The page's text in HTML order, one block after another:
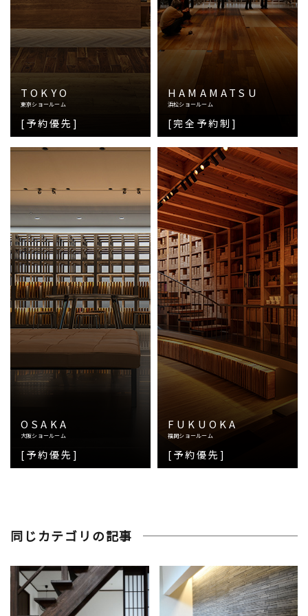
TOKYO
東京ショールーム
[予約優先]
HAMAMATSU
浜松ショールーム
[完全予約制]
OSAKA
大阪ショールーム
[予約優先]
FUKUOKA
福岡ショールーム
[予約優先]
同じカテゴリの記事